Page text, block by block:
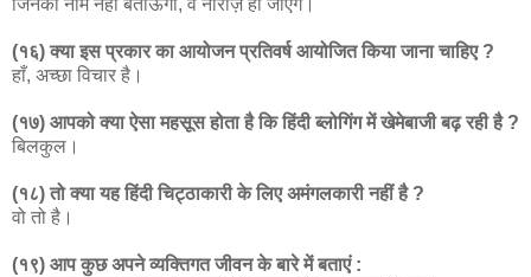
जिनका नाम नहीं बताऊँगा, वे नाराज़ हो जाएंगे।
(१६) क्या इस प्रकार का आयोजन प्रतिवर्ष आयोजित किया जाना चाहिए ?
हाँ, अच्छा विचार है।
(१७) आपको क्या ऐसा महसूस होता है कि हिंदी ब्लोगिंग में खेमेबाजी बढ़ रही है ?
बिलकुल।
(१८) तो क्या यह हिंदी चिट्ठाकारी के लिए अमंगलकारी नहीं है ?
वो तो है।
(१९) आप कुछ अपने व्यक्तिगत जीवन के बारे में बताएं :